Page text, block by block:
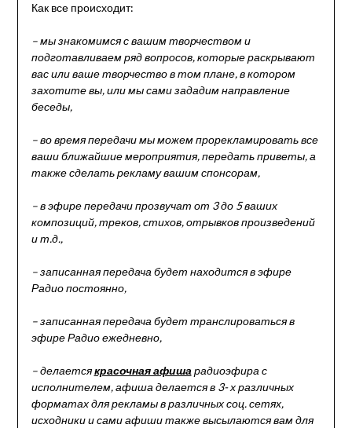
Как все происходит:
– мы знакомимся с вашим творчеством и
подготавливаем ряд вопросов, которые раскрывают
вас или ваше творчество в том плане, в котором
захотите вы, или мы сами зададим направление
беседы,
– во время передачи мы можем прорекламировать все
ваши ближайшие мероприятия, передать приветы, а
также сделать рекламу вашим спонсорам,
– в эфире передачи прозвучат от 3 до 5 ваших
композиций, треков, стихов, отрывков произведений
и т.д.,
– записанная передача будет находится в эфире
Радио постоянно,
– записанная передача будет транслироваться в
эфире Радио ежедневно,
– делаетсякрасочная афиша радиоэфира с
исполнителем, афиша делается в 3- х различных
форматах для рекламы в различных соц. сетях,
исходники и сами афиши также высылаются вам для